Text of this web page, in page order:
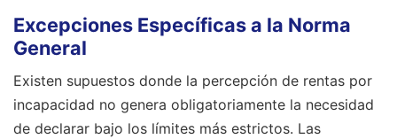
Excepciones Específicas a la Norma
General
Existen supuestos donde la percepción de rentas por
incapacidad no genera obligatoriamente la necesidad
de declarar bajo los límites más estrictos. Las